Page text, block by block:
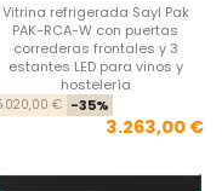
Vitrina refrigerada Sayl Pak
PAK-RCA-W con puertas
correderas frontales y 3
estantes LED para vinos y
hostelería
€ -35%
3.263,00 €